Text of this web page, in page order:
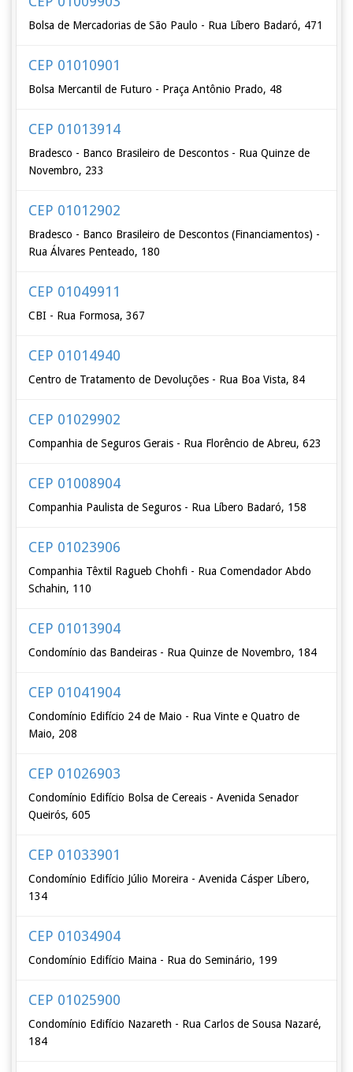
Bolsa de Mercadorias de São Paulo - Rua Líbero Badaró, 471
CEP 01010901
Bolsa Mercantil de Futuro - Praça Antônio Prado, 48
CEP 01013914
Bradesco - Banco Brasileiro de Descontos - Rua Quinze de
Novembro, 233
CEP 01012902
Bradesco - Banco Brasileiro de Descontos (Financiamentos) -
Rua Álvares Penteado, 180
CEP 01049911
CBI - Rua Formosa, 367
CEP 01014940
Centro de Tratamento de Devoluções - Rua Boa Vista, 84
CEP 01029902
Companhia de Seguros Gerais - Rua Florêncio de Abreu, 623
CEP 01008904
Companhia Paulista de Seguros - Rua Líbero Badaró, 158
CEP 01023906
Companhia Têxtil Ragueb Chohfi - Rua Comendador Abdo
Schahin, 110
CEP 01013904
Condomínio das Bandeiras - Rua Quinze de Novembro, 184
CEP 01041904
Condomínio Edifício 24 de Maio - Rua Vinte e Quatro de
Maio, 208
CEP 01026903
Condomínio Edifício Bolsa de Cereais - Avenida Senador
Queirós, 605
CEP 01033901
Condomínio Edifício Júlio Moreira - Avenida Cásper Líbero,
134
CEP 01034904
Condomínio Edifício Maina - Rua do Seminário, 199
CEP 01025900
Condomínio Edifício Nazareth - Rua Carlos de Sousa Nazaré,
184